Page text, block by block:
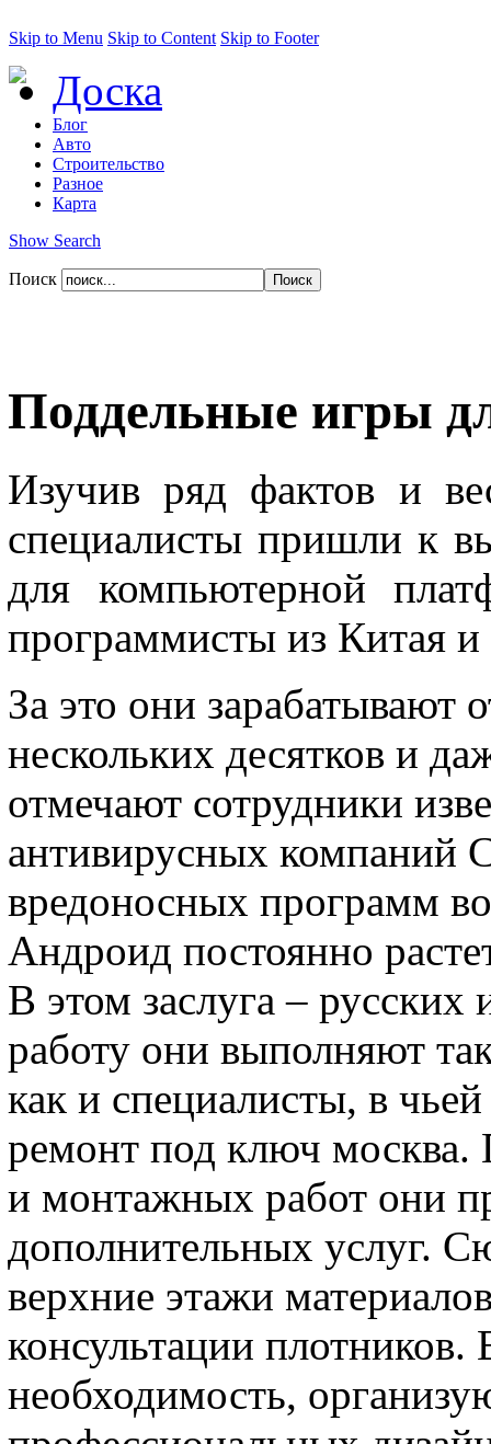
Skip to Menu Skip to Content Skip to Footer
Доска
Блог
Авто
Строительство
Разное
Карта
Show Search
Поиск
Поддельные игры
Изучив ряд фактов и
специалисты пришли к
для компьютерной
программисты из Китая и
За это они зарабатывают
нескольких десятков и
отмечают сотрудники
антивирусных компаний
вредоносных программ
Андроид постоянно
В этом заслуга –
работу они выполняют
как и специалисты, в
ремонт под ключ
и монтажных работ они
дополнительных услуг.
верхние этажи
консультации плотников.
необходимость,